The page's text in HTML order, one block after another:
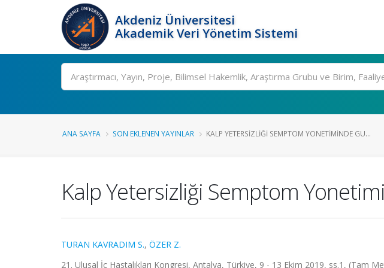
Akdeniz Üniversitesi
Akademik Veri Yönetim Sistemi
Ara
ANA SAYFA SON EKLENEN YAYINLAR KALP YETERSIZLIĞI SEMPTOM YONETIMINDE GU...
Kalp Yetersizliği Semptom
TURAN KAVRADIM S., ÖZER Z.
21. Ulusal İç Hastalıkları Kongresi, Antalya, Türkiye, 9 - 13 Ekim 2019, ss.1, (Tam